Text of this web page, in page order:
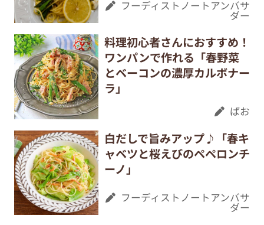
フーディストノートアンバサ
ダー
料理初心者さんにおすすめ！
ワンパンで作れる「春野菜
とベーコンの濃厚カルボナー
ラ」
ぱお
白だしで旨みアップ♪「春キ
ャベツと桜えびのペペロンチ
ーノ」
フーディストノートアンバサ
ダー